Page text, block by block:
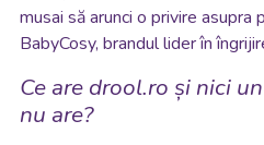
musai să arunci o privire
BabyCosy, brandul lider în
Ce are drool.ro și nici
nu are?